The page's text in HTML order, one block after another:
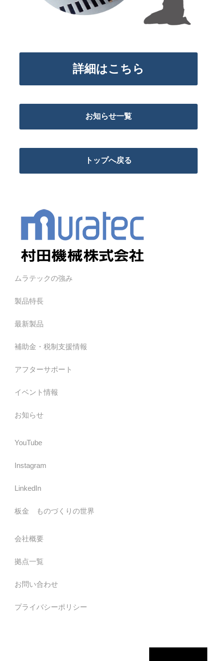
詳細はこちら
お知らせ一覧
トップへ戻る
ムラテックの強み
製品特長
最新製品
補助金・税制支援情報
アフターサポート
イベント情報
お知らせ
YouTube
Instagram
LinkedIn
板金 ものづくりの世界
会社概要
拠点一覧
お問い合わせ
プライバシーポリシー